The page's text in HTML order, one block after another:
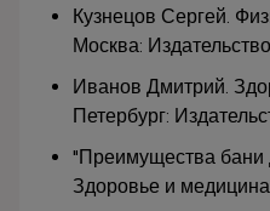
Кузнецов Сергей.
Москва:
Иванов Дмитрий.
Петербург:
"Преимущества бани
Здоровье и